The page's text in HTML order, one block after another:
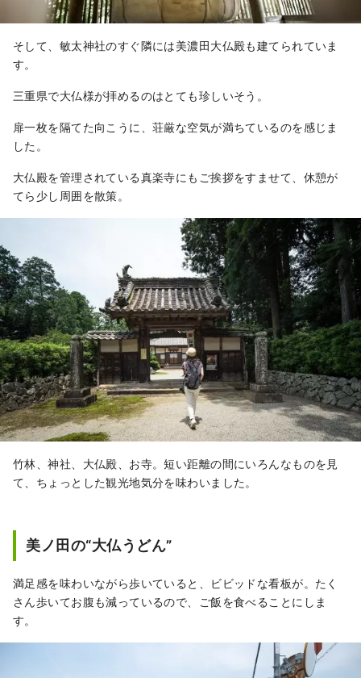
そして、敏太神社のすぐ隣には美濃田大仏殿も建てられていま
す。
三重県で大仏様が拝めるのはとても珍しいそう。
扉一枚を隔てた向こうに、荘厳な空気が満ちているのを感じま
した。
大仏殿を管理されている真楽寺にもご挨拶をすませて、休憩が
てら少し周囲を散策。
竹林、神社、大仏殿、お寺。短い距離の間にいろんなものを見
て、ちょっとした観光地気分を味わいました。
美ノ田の“大仏うどん”
満足感を味わいながら歩いていると、ビビッドな看板が。たく
さん歩いてお腹も減っているので、ご飯を食べることにしま
す。